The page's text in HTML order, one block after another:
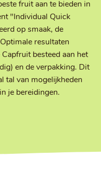
fruit aan te bieden in
"Individual Quick
op smaak, de
resultaten
besteed aan het
en de verpakking. Dit
tal van mogelijkheden
je bereidingen.